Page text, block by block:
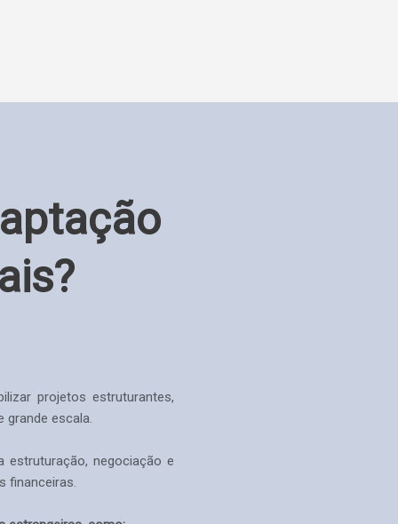
projetos estruturantes,
grande escala.
negociação e
financeiras.